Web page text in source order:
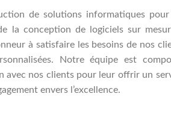
de solutions informatiques
la conception de logiciels sur
à satisfaire les besoins de nos
Notre équipe est
avec nos clients pour leur offrir un
envers l’excellence.